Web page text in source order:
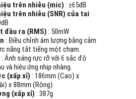
trên nhiễu (mic) : ≥65dB
trên nhiễu (SNR) của tai
đầu ra (RMS) : 50mW
: Điều chỉnh âm lượng bằng cảm
năng tắt tiếng một chạm.
: Ánh sáng rực rỡ với 6 sắc độ
và hiệu ứng nhịp nhàng.
(xấp xỉ) : 186mm (Cao) x
x 88mm (Rộng)
(xấp xỉ) : 387g